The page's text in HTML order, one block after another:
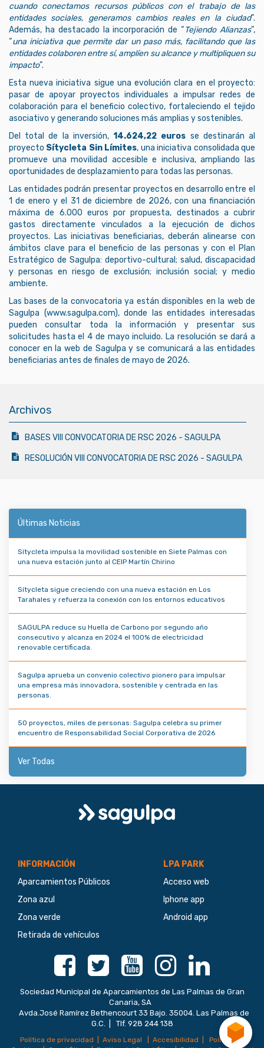
cuando conectamos recursos públicos con el trabajo de las
entidades sociales, generamos cambios reales en la ciudad”.
Además, ha destacado la incorporación de “Tejiendo Alianzas”,
“una iniciativa que permite dar un paso más, facilitando que las
entidades colaboren entre sí, amplíen su alcance y multipliquen su
impacto”.
Esta nueva iniciativa sigue una evolución clara en el proyecto:
pasar de apoyar proyectos individuales a impulsar redes de
colaboración para el beneficio colectivo, fortaleciendo el tejido
asociativo y generando soluciones más amplias y sostenibles.
Del total de la inversión,14.624,22 euros se destinarán al
proyecto Sítycleta Sin Límites, una iniciativa consolidada que
promueve una movilidad accesible e inclusiva, ampliando las
oportunidades de desplazamiento para todas las personas.
Las entidades podrán presentar proyectos en desarrollo entre el
1 de enero y el 31 de diciembre de 2026, con una financiación
máxima de 6.000 euros por propuesta, destinados a cubrir
gastos directamente vinculados a la ejecución de dichos
proyectos. Las iniciativas beneficiarias, deberán alinearse con
ámbitos clave para el beneficio de las personas y con el Plan
Estratégico de Sagulpa: deportivo-cultural; salud, discapacidad
y personas en riesgo de exclusión; inclusión social; y medio
ambiente.
Las bases de la convocatoria ya están disponibles en la web de
Sagulpa (www.sagulpa.com), donde las entidades interesadas
pueden consultar toda la información y presentar sus
solicitudes hasta el 4 de mayo incluido. La resolución se dará a
conocer en la web de Sagulpa y se comunicará a las entidades
beneficiarias antes de finales de mayo de 2026.
Archivos
BASES VIII CONVOCATORIA DE RSC 2026 - SAGULPA
RESOLUCIÓN VIII CONVOCATORIA DE RSC 2026 - SAGULPA
Últimas Noticias
Sítycleta impulsa la movilidad sostenible en Siete Palmas con
una nueva estación junto al CEIP Martín Chirino
Sítycleta sigue creciendo con una nueva estación en Los
Tarahales y refuerza la conexión con los entornos educativos
SAGULPA reduce su Huella de Carbono por segundo año
consecutivo y alcanza en 2024 el 100% de electricidad
renovable certificada.
Sagulpa aprueba un convenio colectivo pionero para impulsar
una empresa más innovadora, sostenible y centrada en las
personas.
50 proyectos, miles de personas: Sagulpa celebra su primer
encuentro de Responsabilidad Social Corporativa de 2026
Ver Todas
Logo
Sagulpa
INFORMACIÓN
Aparcamientos Públicos
Zona azul
Zona verde
Retirada de vehículos
LPA PARK
Acceso web
Iphone app
Android app
Facebook Twitter Youtube Instagram Linkedin
Sociedad Municipal de Aparcamientos de Las Palmas de Gran
Canaria, SA
Avda.José Ramírez Bethencourt 33 Bajo. 35004. Las Palmas de
G.C. | Tlf. 928 244 138
Política de privacidad Aviso Legal Accesibilidad
Política de